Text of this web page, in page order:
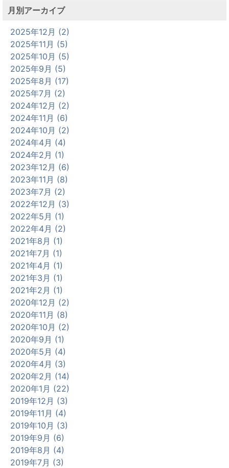
月別アーカイブ
2025年12月 (2)
2025年11月 (5)
2025年10月 (5)
2025年9月 (5)
2025年8月 (17)
2025年7月 (2)
2024年12月 (2)
2024年11月 (6)
2024年10月 (2)
2024年4月 (4)
2024年2月 (1)
2023年12月 (6)
2023年11月 (8)
2023年7月 (2)
2022年12月 (3)
2022年5月 (1)
2022年4月 (2)
2021年8月 (1)
2021年7月 (1)
2021年4月 (1)
2021年3月 (1)
2021年2月 (1)
2020年12月 (2)
2020年11月 (8)
2020年10月 (2)
2020年9月 (1)
2020年5月 (4)
2020年4月 (3)
2020年2月 (14)
2020年1月 (22)
2019年12月 (3)
2019年11月 (4)
2019年10月 (3)
2019年9月 (6)
2019年8月 (4)
2019年7月 (3)